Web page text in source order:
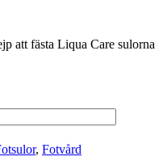
att fästa Liqua Care sulorna
, Fotvård